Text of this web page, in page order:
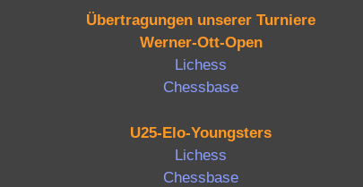
Übertragungen unserer Turniere
Werner-Ott-Open
Lichess
Chessbase
U25-Elo-Youngsters
Lichess
Chessbase